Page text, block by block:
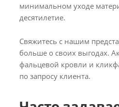
минимальном уходе
десятилетие.
Свяжитесь с нашим
больше о своих выгодах.
фальцевой кровли и
по запросу клиента.